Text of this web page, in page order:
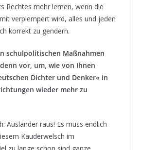
Rechtes mehr lernen, wenn die
verplempert wird, alles und jeden
korrekt zu gendern.
schulpolitischen Maßnahmen
vor, um, wie von Ihnen
Dichter und Denker« in
wieder mehr zu
Ausländer raus! Es muss endlich
Kauderwelsch im